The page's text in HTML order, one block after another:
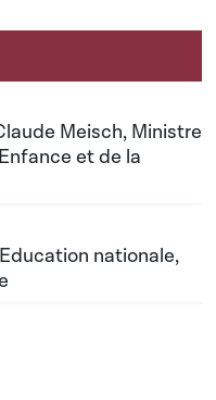
Meisch, Ministre
et de la
nationale,